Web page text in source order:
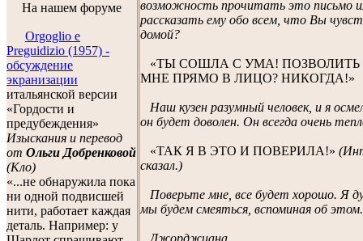
На нашем форуме
Orgoglio e
Preguidizio (1957) -
обсуждение
экранизации
итальянской версии
«Гордости и
предубеждения»
Изыскания и перевод
от Ольги Добренковой
(Кло)
«...не обнаружила пока
ни одной подвисшей
нити, работает каждая
деталь. Например: у
возможность прочитать это письмо
рассказать ему обо всем, что Вы
домой?
«ТЫ СОШЛА С УМА! ПОЗВОЛИТЬ
МНЕ ПРЯМО В ЛИЦО? НИКОГДА!»
Наш кузен разумный человек, и я
он будет доволен. Он всегда очень
«ТАК Я В ЭТО И ПОВЕРИЛА!»
сказал.)
Поверьте мне, все будет хорошо. Я
мы будем смеяться, вспоминая об этом.
Джорджиана